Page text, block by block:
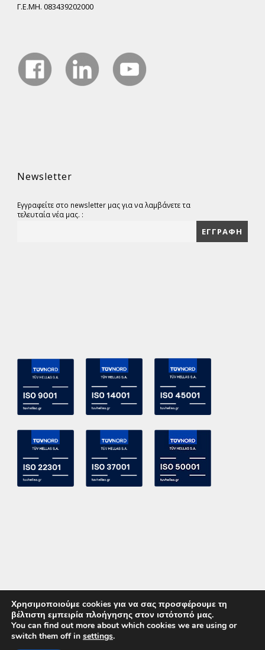
Γ.Ε.ΜΗ. 083439202000
Newsletter
Εγγραφείτε στο newsletter μας για να λαμβάνετε τα
τελευταία νέα μας. :
Χρησιμοποιούμε cookies για να σας προσφέρουμε τη
βέλτιστη εμπειρία πλοήγησης στον ιστότοπό μας.
You can find out more about which cookies we are using or
switch them off in settings.